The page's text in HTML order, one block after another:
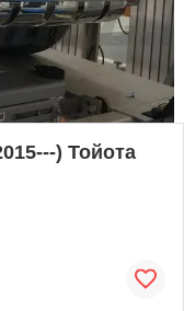
) Тойота